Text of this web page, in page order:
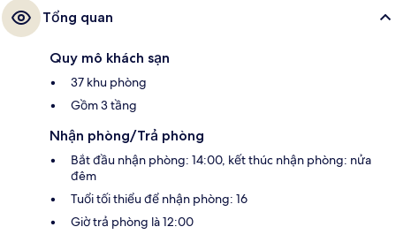
Tổng quan
Quy mô khách sạn
37 khu phòng
Gồm 3 tầng
Nhận phòng/Trả phòng
Bắt đầu nhận phòng: 14:00, kết thúc nhận phòng: nửa
đêm
Tuổi tối thiểu để nhận phòng: 16
Giờ trả phòng là 12:00